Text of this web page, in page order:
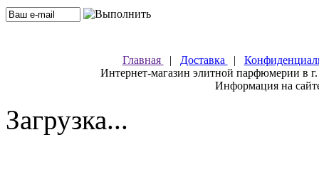
Главная | Доставка |
Интернет-магазин элитной парфюмерии в
Информация на
Загрузка...